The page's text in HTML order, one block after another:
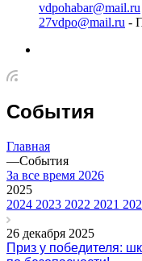
vdpohabar@mail.ru
27vdpo@mail.ru -
События
Главная
—События
За все время 2026
2025
2024 2023 2022 2021
26 декабря 2025
Приз у победителя: